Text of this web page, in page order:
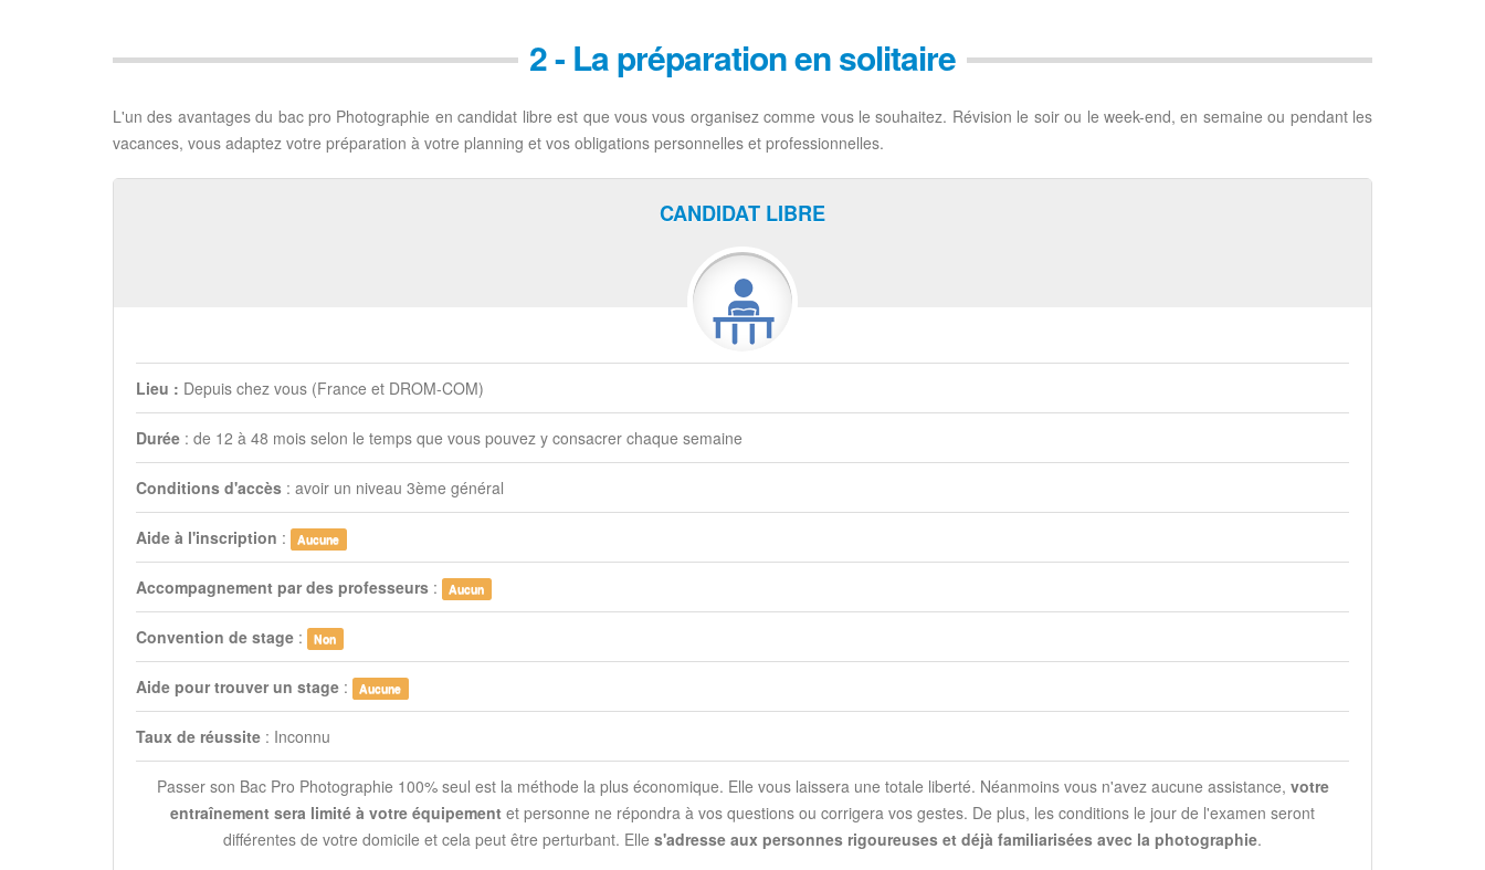
2 - La préparation en solitaire
L'un des avantages du bac pro Photographie en candidat libre est que vous vous organisez comme vous le souhaitez. Révision le soir ou le week-end, en semaine ou pendant les
vacances, vous adaptez votre préparation à votre planning et vos obligations personnelles et professionnelles.
CANDIDAT LIBRE
Lieu : Depuis chez vous (France et DROM-COM)
Durée : de 12 à 48 mois selon le temps que vous pouvez y consacrer chaque semaine
Conditions d'accès : avoir un niveau 3ème général
Aide à l'inscription : Aucune
Accompagnement par des professeurs : Aucun
Convention de stage : Non
Aide pour trouver un stage : Aucune
Taux de réussite : Inconnu
Passer son Bac Pro Photographie 100% seul est la méthode la plus économique. Elle vous laissera une totale liberté. Néanmoins vous n'avez aucune assistance, votre
entraînement sera limité à votre équipement et personne ne répondra à vos questions ou corrigera vos gestes. De plus, les conditions le jour de l'examen seront
différentes de votre domicile et cela peut être perturbant. Elle s'adresse aux personnes rigoureuses et déjà familiarisées avec la photographie.